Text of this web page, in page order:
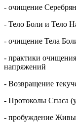
- очищение
- Тело Боли и Тело
- очищение Тела
- практики
напряжений
- Возвращение
- Протоколы Спаса
- пробуждение Живы